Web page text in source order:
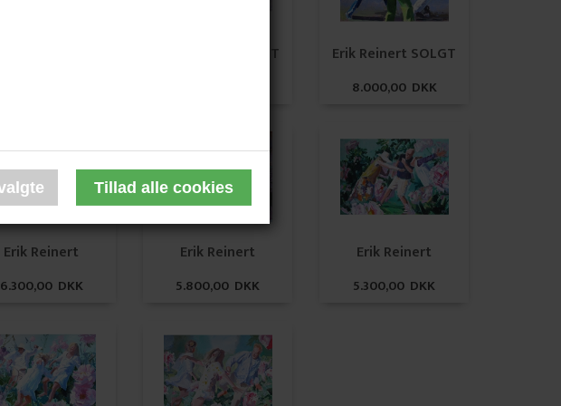
Erik Reinert SOLGT Erik Reinert SOLGT
8.000,00 DKK
Erik Reinert
6.300,00 DKK
Erik Reinert
5.800,00 DKK
Erik Reinert
5.300,00 DKK